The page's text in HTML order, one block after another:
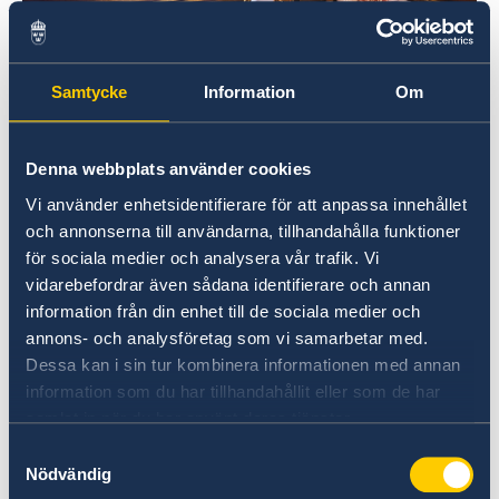
Samtycke Information Om
Denna webbplats använder cookies
Vi använder enhetsidentifierare för att anpassa innehållet
och annonserna till användarna, tillhandahålla funktioner
för sociala medier och analysera vår trafik. Vi
vidarebefordrar även sådana identifierare och annan
information från din enhet till de sociala medier och
annons- och analysföretag som vi samarbetar med.
Dessa kan i sin tur kombinera informationen med annan
information som du har tillhandahållit eller som de har
samlat in när du har använt deras tjänster.
Nödvändig
Kungen, från utställningen Ikoner. Foto Emma
Svensson
Ein integratives Fotoprojekt von Glada Hudik-
teatern und Fotografiska Stockholm, einem der
weltweit größten Zentren für zeitgenössische
Fotografie. Die Ausstellung ist eine
Zusammenarbeit zwischen Pär Johansson,
Direktor des Glada Hudik-Theaters, der
Fotografin Emma Svensson und den
Kostümbildnerinnen Linda Sandberg und
Helena Andersson. Unter der Schirmherrschaft